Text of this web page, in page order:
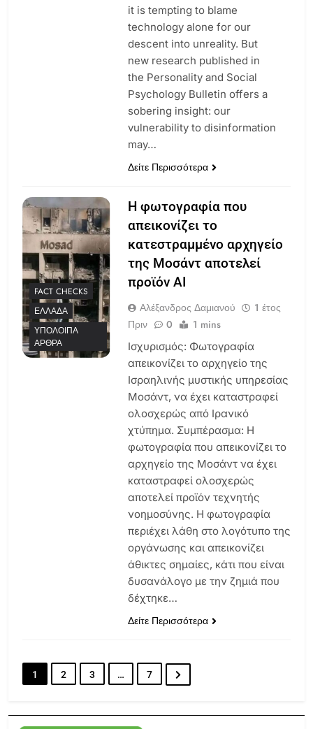
it is tempting to blame
technology alone for our
descent into unreality. But
new research published in
the Personality and Social
Psychology Bulletin offers a
sobering insight: our
vulnerability to disinformation
may…
Δείτε Περισσότερα
FACT CHECKS
ΕΛΛΆΔΑ
ΥΠΌΛΟΙΠΑ
ΆΡΘΡΑ
Η φωτογραφία που
απεικονίζει το
κατεστραμμένο αρχηγείο
της Μοσάντ αποτελεί
προϊόν AI
Αλέξανδρος Δαμιανού
1 έτος
Πριν
0 1 mins
Ισχυρισμός: Φωτογραφία
απεικονίζει το αρχηγείο της
Ισραηλινής μυστικής υπηρεσίας
Μοσάντ, να έχει καταστραφεί
ολοσχερώς από Ιρανικό
χτύπημα. Συμπέρασμα: Η
φωτογραφία που απεικονίζει το
αρχηγείο της Μοσάντ να έχει
καταστραφεί ολοσχερώς
αποτελεί προϊόν τεχνητής
νοημοσύνης. Η φωτογραφία
περιέχει λάθη στο λογότυπο της
οργάνωσης και απεικονίζει
άθικτες σημαίες, κάτι που είναι
δυσανάλογο με την ζημιά που
δέχτηκε…
Δείτε Περισσότερα
1 2 3 … 7